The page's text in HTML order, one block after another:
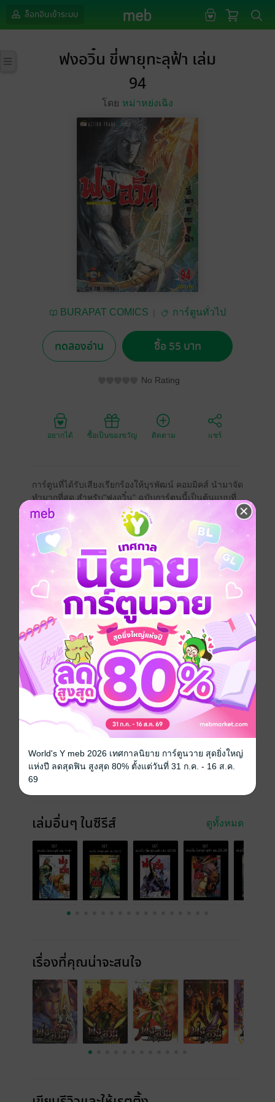
ล็อกอินเข้าระบบ
ฟงอวิ๋น ขี่พายุทะลุฟ้า เล่ม
94
โดย หม่าหย่งเฉิง
BURAPAT COMICS การ์ตูนทั่วไป
ทดลองอ่าน ซื้อ 55 บาท
No Rating
อยากได้ ซื้อเป็นของขวัญ ติดตาม แชร์
การ์ตูนที่ได้รับเสียงเรียกร้องให้บุรพัฒน์ คอมมิคส์ นำมาจัด
ทำมากที่สุด สำหรับ"ฟงอวิ๋น" ฉบับการ์ตูนนี้เป็นต้นแบบที่
ถูกซื้อลิขสิทธิ์ไปสร้างเป็นภาพยนต์ยอดฮิต ต่อมาได้นำไป
ดัดแปลงเป็นนวนิยาย กำลังภายในตามมาภายหลัง และ
ล่าสุดกับซีรีย์ทางโทรทัศน์ "ฟงอวิ๋น" นั้นเป็นเรื่องราวของ
คน 2 คนที่มีชีวิตในวัย เด็กที่แสนจะลำเค็ญต้องท่องไปใน
ยุทธ์ภพที่เต็มไปด้วยความโหดร้าย เขาทั้งคู่ จะต้องเผชิญ
กับเหตุการณ์ใดบ้าง และจะสามารถผ่านเหตุการณ์ที่เลว
ร้ายไปได้ หรือไม่ติดตามได้ใน "ฟงอวิ๋น ขี่พายุทะลุฟ้า"
หรือ "The Storm Riders" มหากาพย์การ์ตูนชุดยาวสุดมัน
จากฮ่องกง ได้บนแผงหนังสือทั่วประเทศ รับประกันความ
มันส์โดย บุรพัฒน์ คอมมิคส์
การ์ตูนจีน กำลังภายใน แอกชัน
ซีรีส์ ฟงอวิ๋น ขี่พายุทะลุฟ้า
ประเภทไฟล์
ความยาว 148 หน้า
เล่มอื่นๆ ในซีรีส์ ดูทั้งหมด
เรื่องที่คุณน่าจะสนใจ
World's Y meb 2026 เทศกาลนิยาย การ์ตูนวาย สุดยิ่งใหญ่
แห่งปี ลดสุดฟิน สูงสุด 80% ตั้งแต่วันที่ 31 ก.ค. - 16 ส.ค.
69